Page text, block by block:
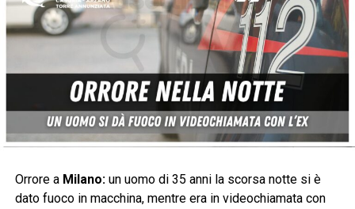
Orrore a Milano:un uomo di 35 anni la scorsa notte si è
dato fuoco in macchina, mentre era in videochiamata con